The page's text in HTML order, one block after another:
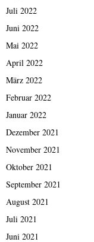
Juli 2022
Juni 2022
Mai 2022
April 2022
März 2022
Februar 2022
Januar 2022
Dezember 2021
November 2021
Oktober 2021
September 2021
August 2021
Juli 2021
Juni 2021